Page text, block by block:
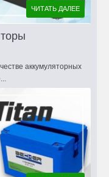
ЧИТАТЬ ДАЛЕЕ
аккумуляторных